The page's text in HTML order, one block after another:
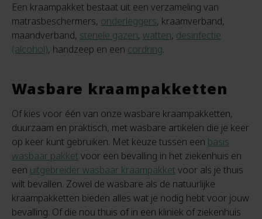
Een kraampakket bestaat uit een verzameling van
matrasbeschermers, onderleggers, kraamverband,
maandverband, steriele gazen, watten, desinfectie
(alcohol), handzeep en een cordring.
Wasbare kraampakketten
Of kies voor één van onze wasbare kraampakketten,
duurzaam en praktisch, met wasbare artikelen die je keer
op keer kunt gebruiken. Met keuze tussen een basis
wasbaar pakketvoor een bevalling in het ziekenhuis en
een uitgebreider wasbaar kraampakketvoor als je thuis
wilt bevallen. Zowel de wasbare als de natuurlijke
kraampakketten bieden alles wat je nodig hebt voor jouw
bevalling. Of die nou thuis of in een kliniek of ziekenhuis